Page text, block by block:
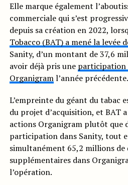
Elle marque également
commerciale qui s’est
depuis sa création en 2022,
Tobacco (BAT) a mené la levée
Sanity, d’un montant de 37,6
avoir déjà pris une participation
Organigraml’année précédente.
L’empreinte du géant du tabac
du projet d’acquisition, et BAT
actions Organigram plutôt que
participation dans Sanity, tout
simultanément 65,2 millions de
supplémentaires dans
l’opération.